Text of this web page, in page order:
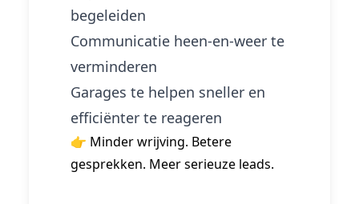
begeleiden
Communicatie heen-en-weer te
verminderen
Garages te helpen sneller en
efficiënter te reageren
👉 Minder wrijving. Betere
gesprekken. Meer serieuze leads.